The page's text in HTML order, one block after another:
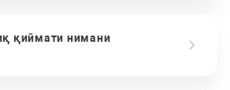
қиймати нимани